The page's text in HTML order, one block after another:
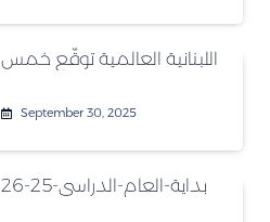
اللبنانية العالمية توقّع خمس
September 30, 2025
بداية-العام-الدراسي-25-26